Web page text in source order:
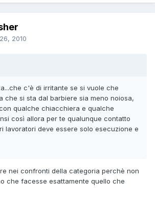
2010
c'è di irritante se si vuole che
che si sta dal barbiere sia meno noiosa,
qualche chiacchiera e qualche
così allora per te qualunque contatto
lavoratori deve essere solo esecuzione e
nei confronti della categoria perchè non
che facesse esattamente quello che